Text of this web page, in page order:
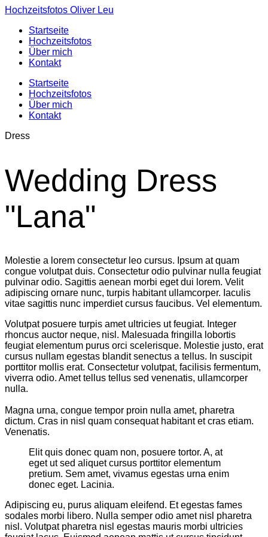
Hochzeitsfotos Oliver Leu
Startseite
Hochzeitsfotos
Über mich
Kontakt
Startseite
Hochzeitsfotos
Über mich
Kontakt
Dress
Wedding Dress
"Lana"
Molestie a lorem consectetur leo cursus. Ipsum at quam
congue volutpat duis. Consectetur odio pulvinar nulla feugiat
pulvinar odio. Sagittis aenean morbi eget dui lorem. Velit
adipiscing ornare nunc, turpis habitant ullamcorper. Iaculis
vitae sagittis nunc imperdiet cursus faucibus. Vel elementum.
Volutpat posuere turpis amet ultricies ut feugiat. Integer
rhoncus auctor neque, nisl. Malesuada fringilla lobortis
feugiat elementum purus orci scelerisque. Molestie justo, erat
cursus nullam egestas blandit senectus a tellus. In suscipit
porttitor mollis erat. Consectetur volutpat, facilisis fermentum,
viverra odio. Amet tellus tellus sed venenatis, ullamcorper
nulla.
Magna urna, congue tempor proin nulla amet, pharetra
dictum. Cras in nisl quam consequat habitant et cras etiam.
Venenatis.
Elit quis donec quam non, posuere tortor. A, at
eget ut sed aliquet cursus porttitor elementum
pretium. Sem amet, vivamus egestas urna enim
donec eget. Lacinia.
Adipiscing eu, purus aliquam eleifend. Et egestas fames
sodales morbi libero. Nulla semper odio amet nisl pharetra
nisl. Volutpat pharetra nisl egestas mauris morbi ultricies